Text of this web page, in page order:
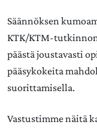
Säännöksen
KTK/KTM-
päästä joustavasti
pääsykokeita
suorittamisella.
Vastustimme näitä